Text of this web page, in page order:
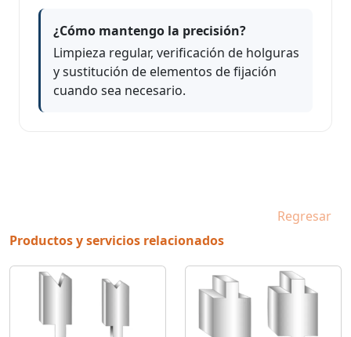
¿Cómo mantengo la precisión?
Limpieza regular, verificación de holguras
y sustitución de elementos de fijación
cuando sea necesario.
Regresar
Productos y servicios relacionados